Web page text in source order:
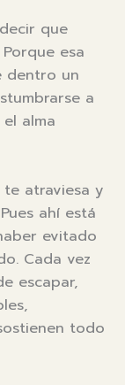
que
esa
dentro un
a
alma
atraviesa y
ahí está
evitado
Cada vez
escapar,
todo